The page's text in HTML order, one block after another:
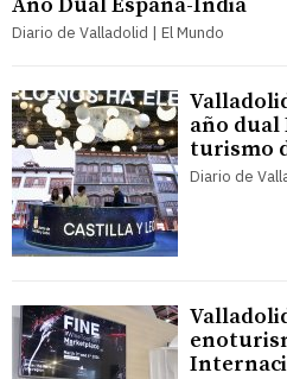
Diario de Valladolid | El Mundo
año dual
turismo
Diario de